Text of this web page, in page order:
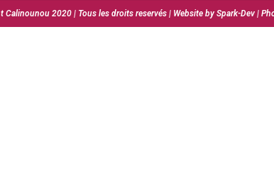
Calinounou 2020 | Tous les droits reservés | Website by Spark-Dev |